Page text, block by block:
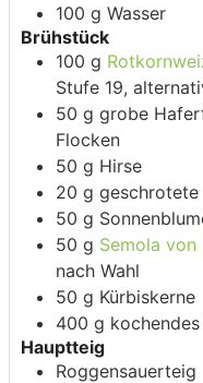
100 g Wasser
Brühstück
100 g
Stufe 19,
50 g grobe
Flocken
50 g Hirse
20 g geschrotete
50 g
50 g Semola von
nach Wahl
50 g Kürbiskerne
400 g
Hauptteig
Roggensauerteig